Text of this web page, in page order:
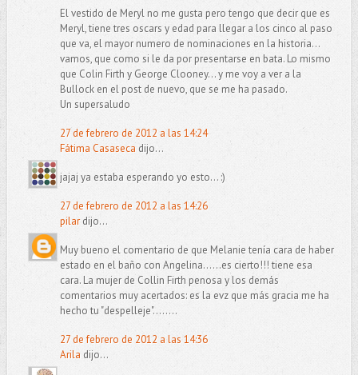
El vestido de Meryl no me gusta pero tengo que decir que es
Meryl, tiene tres oscars y edad para llegar a los cinco al paso
que va, el mayor numero de nominaciones en la historia...
vamos, que como si le da por presentarse en bata. Lo mismo
que Colin Firth y George Clooney... y me voy a ver a la
Bullock en el post de nuevo, que se me ha pasado.
Un supersaludo
27 de febrero de 2012 a las 14:24
Fátima Casaseca dijo...
jajaj ya estaba esperando yo esto... :)
27 de febrero de 2012 a las 14:26
pilardijo...
Muy bueno el comentario de que Melanie tenía cara de haber
estado en el baño con Angelina......es cierto!!! tiene esa
cara. La mujer de Collin Firth penosa y los demás
comentarios muy acertados: es la evz que más gracia me ha
hecho tu "despelleje"........
27 de febrero de 2012 a las 14:36
Arila dijo...